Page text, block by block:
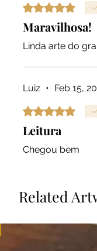
Rated 5 out of 5
Maravilhosa!
Linda arte do
Luiz • Feb 15,
Rated 5 out of 5
Leitura
Chegou bem
Related